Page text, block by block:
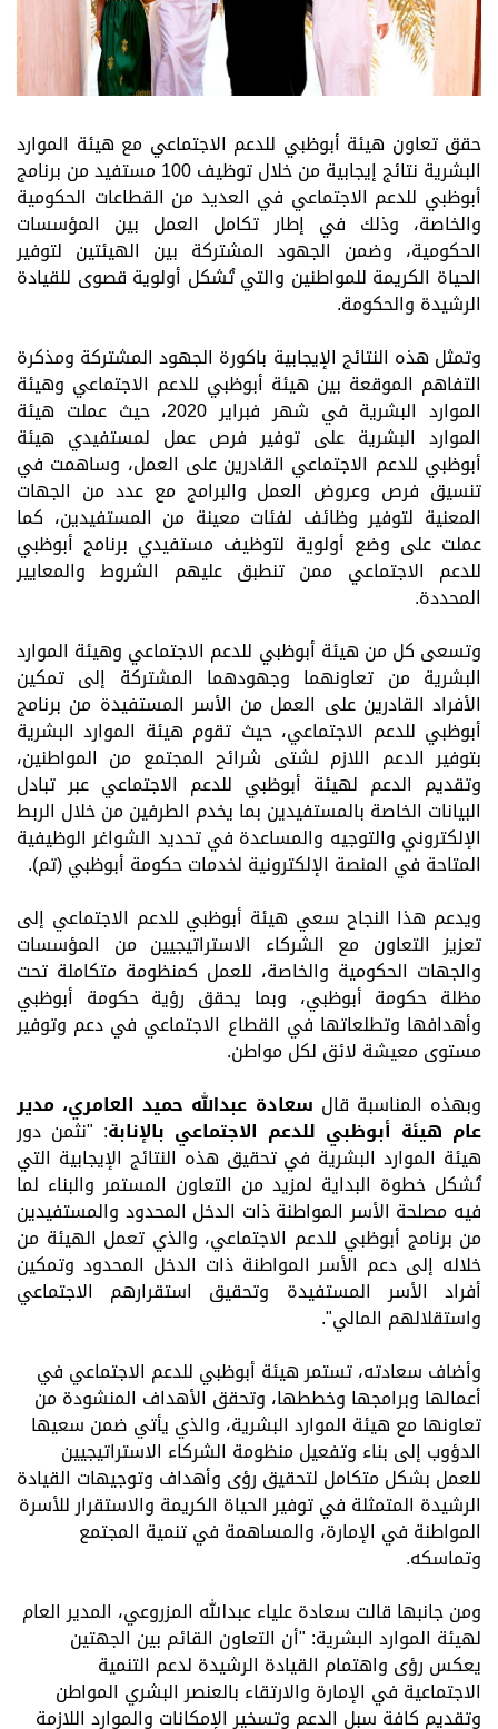
حقق تعاون هيئة أبوظبي للدعم الاجتماعي مع هيئة الموارد
البشرية نتائج إيجابية من خلال توظيف100مستفيد من برنامج
أبوظبي للدعم الاجتماعي في العديد من القطاعات الحكومية
والخاصة، وذلك في إطار تكامل العمل بين المؤسسات
الحكومية، وضمن الجهود المشتركة بين الهيئتين لتوفير
الحياة الكريمة للمواطنين والتي تُشكل أولوية قصوى للقيادة
الرشيدة والحكومة.
وتمثل هذه النتائج الإيجابية باكورة الجهود المشتركة ومذكرة
التفاهم الموقعة بين هيئة أبوظبي للدعم الاجتماعي وهيئة
الموارد البشرية في شهر فبراير 2020، حيث عملت هيئة
الموارد البشرية على توفير فرص عمل لمستفيدي هيئة
أبوظبي للدعم الاجتماعي القادرين على العمل، وساهمت في
تنسيق فرص وعروض العمل والبرامج مع عدد من الجهات
المعنية لتوفير وظائف لفئات معينة من المستفيدين، كما
عملت على وضع أولوية لتوظيف مستفيدي برنامج أبوظبي
للدعم الاجتماعي ممن تنطبق عليهم الشروط والمعايير
المحددة.
وتسعى كل من هيئة أبوظبي للدعم الاجتماعي وهيئة الموارد
البشرية من تعاونهما وجهودهما المشتركة إلى تمكين
الأفراد القادرين على العمل من الأسر المستفيدة من برنامج
أبوظبي للدعم الاجتماعي، حيث تقوم هيئة الموارد البشرية
بتوفير الدعم اللازم لشتى شرائح المجتمع من المواطنين،
وتقديم الدعم لهيئة أبوظبي للدعم الاجتماعي عبر تبادل
البيانات الخاصة بالمستفيدين بما يخدم الطرفين من خلال الربط
الإلكتروني والتوجيه والمساعدة في تحديد الشواغر الوظيفية
المتاحة في المنصة الإلكترونية لخدمات حكومة أبوظبي (تم).
ويدعم هذا النجاح سعي هيئة أبوظبي للدعم الاجتماعي إلى
تعزيز التعاون مع الشركاء الاستراتيجيين من المؤسسات
والجهات الحكومية والخاصة، للعمل كمنظومة متكاملة تحت
مظلة حكومة أبوظبي، وبما يحقق رؤية حكومة أبوظبي
وأهدافها وتطلعاتها في القطاع الاجتماعي في دعم وتوفير
مستوى معيشة لائق لكل مواطن.
وبهذه المناسبة قال سعادة عبدالله حميد العامري، مدير
عام هيئة أبوظبي للدعم الاجتماعي بالإنابة: "نثمن دور
هيئة الموارد البشرية في تحقيق هذه النتائج الإيجابية التي
تُشكل خطوة البداية لمزيد من التعاون المستمر والبناء لما
فيه مصلحة الأسر المواطنة ذات الدخل المحدود والمستفيدين
من برنامج أبوظبي للدعم الاجتماعي، والذي تعمل الهيئة من
خلاله إلى دعم الأسر المواطنة ذات الدخل المحدود وتمكين
أفراد الأسر المستفيدة وتحقيق استقرارهم الاجتماعي
واستقلالهم المالي".
وأضاف سعادته، تستمر هيئة أبوظبي للدعم الاجتماعي في
أعمالها وبرامجها وخططها، وتحقق الأهداف المنشودة من
تعاونها مع هيئة الموارد البشرية، والذي يأتي ضمن سعيها
الدؤوب إلى بناء وتفعيل منظومة الشركاء الاستراتيجيين
للعمل بشكل متكامل لتحقيق رؤى وأهداف وتوجيهات القيادة
الرشيدة المتمثلة في توفير الحياة الكريمة والاستقرار للأسرة
المواطنة في الإمارة، والمساهمة في تنمية المجتمع
وتماسكه.
ومن جانبها قالت سعادة علياء عبدالله المزروعي، المدير العام
لهيئة الموارد البشرية: "أن التعاون القائم بين الجهتين
يعكس رؤى واهتمام القيادة الرشيدة لدعم التنمية
الاجتماعية في الإمارة والارتقاء بالعنصر البشري المواطن
وتقديم كافة سبل الدعم وتسخير الإمكانات والموارد اللازمة